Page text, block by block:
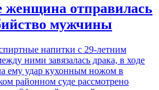
женщина отправилась
мужчины
напитки с 29-летним
ними завязалась драка, в ходе
ему удар кухонным ножом в
районном суде рассмотрено